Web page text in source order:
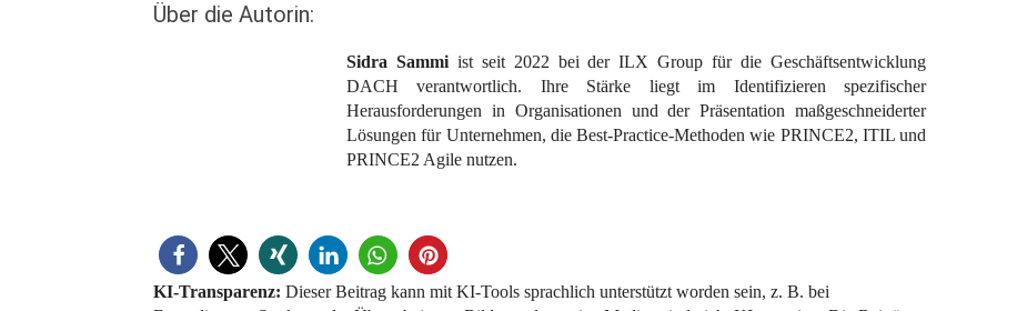
Über die Autorin:
Sidra Sammiist seit 2022 bei der ILX Group für die Geschäftsentwicklung
DACH verantwortlich. Ihre Stärke liegt im Identifizieren spezifischer
Herausforderungen in Organisationen und der Präsentation maßgeschneiderter
Lösungen für Unternehmen, die Best-Practice-Methoden wie PRINCE2, ITIL und
PRINCE2 Agile nutzen.
KI-Transparenz: Dieser Beitrag kann mit KI-Tools sprachlich unterstützt worden sein, z. B. bei